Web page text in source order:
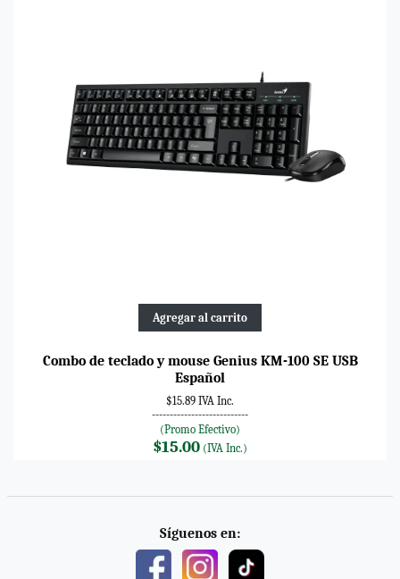
Agregar al carrito
Combo de teclado y mouse Genius KM-100 SE USB
Español
$15.89 IVA Inc.
---------------------------
(Promo Efectivo)
$15.00 (IVA Inc.)
Síguenos en: